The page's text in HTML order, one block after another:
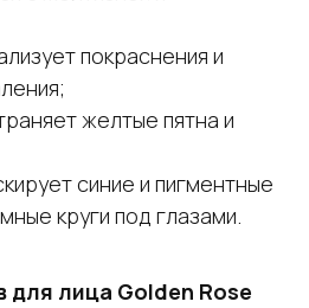
покраснения и
желтые пятна и
синие и пигментные
круги под глазами.
для лица Golden Rose